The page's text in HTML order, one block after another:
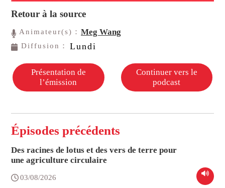
Retour à la source
Animateur(s)：Meg Wang
Diffusion： Lundi
Présentation de
l’émission
Continuer vers le
podcast
Épisodes précédents
Des racines de lotus et des vers de terre pour
une agriculture circulaire
03/08/2026